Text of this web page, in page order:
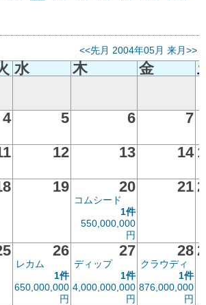
<<先月 2004年05月 来月>>
水 木 金
4 5 6 7
12 13 14
19 20
コムシード
1件
550,000,000
円
21
26
レカム
1件
650,000,000
円
27
ディップ
1件
4,000,000,000
円
28
クラウディ
1件
876,000,000
円